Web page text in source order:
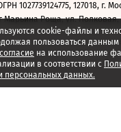
cookie-файлы и
пользоваться данным
согласие на использование
в соответствии с
персональных данных.
1027739124775, 127018, г.
Роща, ул. Полковая,